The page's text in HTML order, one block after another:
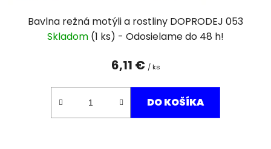
Bavlna režná motýli a rostliny DOPRODEJ 053
Skladom (1 ks)
6,11 € / ks
DO KOŠÍKA